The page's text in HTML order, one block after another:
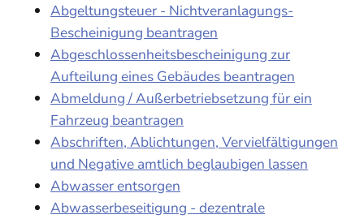
Abgeltungsteuer - Nichtveranlagungs-
Bescheinigung beantragen
Abgeschlossenheitsbescheinigung zur
Aufteilung eines Gebäudes beantragen
Abmeldung / Außerbetriebsetzung für ein
Fahrzeug beantragen
Abschriften, Ablichtungen, Vervielfältigungen
und Negative amtlich beglaubigen lassen
Abwasser entsorgen
Abwasserbeseitigung - dezentrale